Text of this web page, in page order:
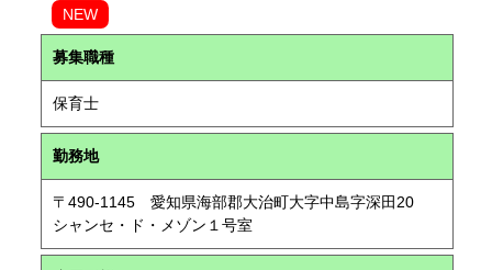
NEW
募集職種
保育士
勤務地
〒490-1145 愛知県海部郡大治町大字中島字深田20
シャンセ・ド・メゾン１号室